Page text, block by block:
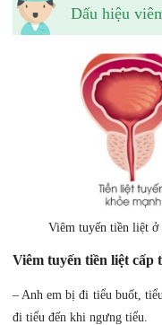
Dấu hiệu
Viêm tuyến tiền liệt ở
Viêm tuyến tiền liệt cấp
– Anh em bị đi tiểu buốt,
đi tiểu đến khi ngưng tiểu.